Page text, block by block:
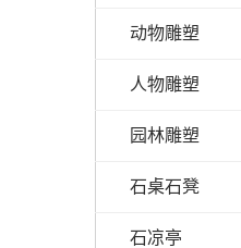
动物雕塑
人物雕塑
园林雕塑
石桌石凳
石凉亭